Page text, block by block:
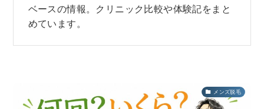
ベースの情報。クリニック比較や体験記をまと
めています。
メンズ脱毛